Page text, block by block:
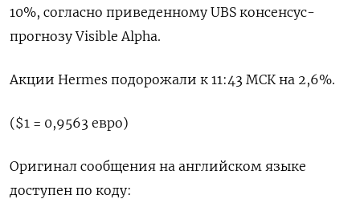
10%, согласно приведенному UBS консенсус-
прогнозу Visible Alpha.
Акции Hermes подорожали к 11:43 МСК на 2,6%.
($1 = 0,9563 евро)
Оригинал сообщения на английском языке
доступен по коду: